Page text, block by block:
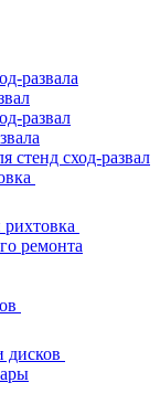
развала
развал
стенд сход-развал
ремонта
дисков